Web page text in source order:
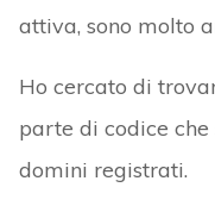
attiva, sono molto
Ho cercato di
parte di codice
domini registrati.